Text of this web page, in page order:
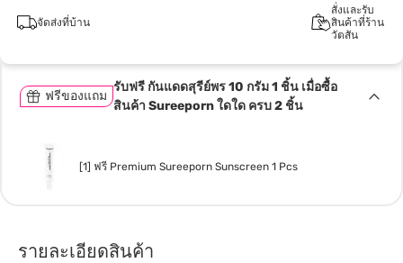
จัดส่งที่บ้าน
สั่งและรับ
สินค้าที่ร้าน
วัตสัน
ฟรีของแถม
รับฟรี กันแดดสุรีย์พร 10 กรัม 1 ชิ้น เมื่อซื้อ
สินค้า Sureeporn ใดใด ครบ 2 ชิ้น
[1] ฟรี Premium Sureeporn Sunscreen 1 Pcs
รายละเอียดสินค้า